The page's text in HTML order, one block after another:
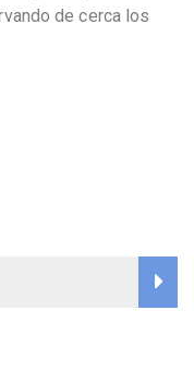
de cerca los